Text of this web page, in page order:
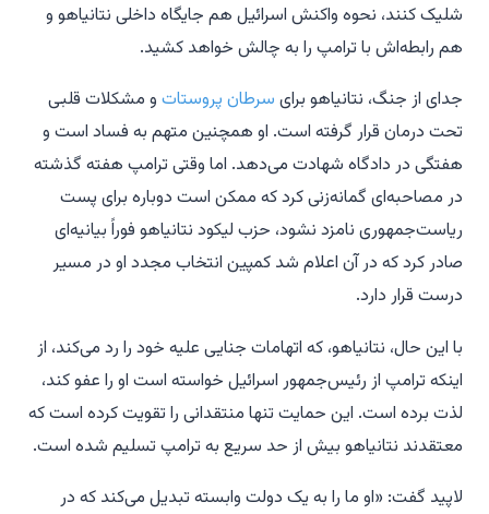
شلیک کنند، نحوه واکنش اسرائیل هم جایگاه داخلی نتانیاهو و
هم رابطه‌اش با ترامپ را به چالش خواهد کشید.
جدای از جنگ، نتانیاهو برای سرطان پروستات و مشکلات قلبی
تحت درمان قرار گرفته است. او همچنین متهم به فساد است و
هفتگی در دادگاه شهادت می‌دهد. اما وقتی ترامپ هفته گذشته
در مصاحبه‌ای گمانه‌زنی کرد که ممکن است دوباره برای پست
ریاست‌جمهوری نامزد نشود، حزب لیکود نتانیاهو فوراً بیانیه‌ای
صادر کرد که در آن اعلام شد کمپین انتخاب مجدد او در مسیر
درست قرار دارد.
با این حال، نتانیاهو، که اتهامات جنایی علیه خود را رد می‌کند، از
اینکه ترامپ از رئیس‌جمهور اسرائیل خواسته است او را عفو کند،
لذت برده است. این حمایت تنها منتقدانی را تقویت کرده است که
معتقدند نتانیاهو بیش از حد سریع به ترامپ تسلیم شده است.
لاپید گفت: «او ما را به یک دولت وابسته تبدیل می‌کند که در